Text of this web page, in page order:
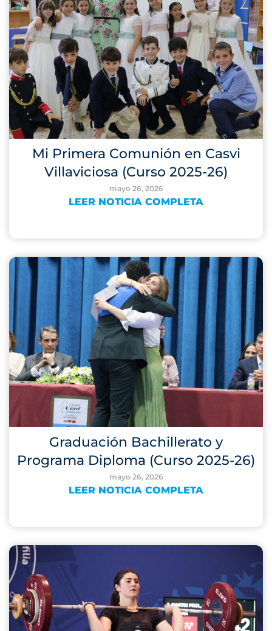
Mi Primera Comunión en Casvi
Villaviciosa (Curso 2025-26)
mayo 26, 2026
LEER NOTICIA COMPLETA
Graduación Bachillerato y
Programa Diploma (Curso 2025-26)
mayo 26, 2026
LEER NOTICIA COMPLETA